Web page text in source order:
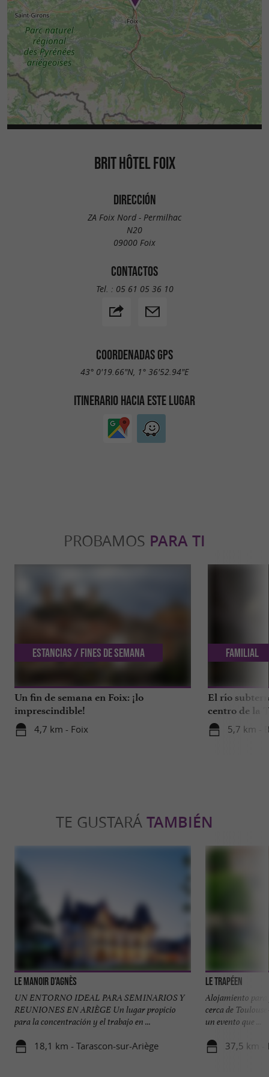
para reunirse y trabajar de manera eficiente en
Ariège.
BRIT HÔTEL FOIX
DIRECCIÓN
ZA Foix Nord - Permilhac
N20
09000 Foix
CONTACTOS
Tel. : 05 61 05 36 10
COORDENADAS GPS
43° 0'19.66"N, 1° 36'52.94"E
ITINERARIO HACIA ESTE LUGAR
PROBAMOS PARA TI
Un fin de semana en Foix: ¡lo
imprescindible!
4,7 km - Foix
Estancias / Fines de semana
El río
centro de la
5,7 km -
Familial
TE GUSTARÁ TAMBIÉN
Le Manoir d'Agnès
UN ENTORNO IDEAL PARA SEMINARIOS Y
REUNIONES EN ARIÈGE Un lugar propicio
para la concentración y el trabajo en ...
18,1 km - Tarascon-sur-Ariège
Le Trapéen
Alojamiento para
cerca de
un evento que ...
37,5 km -